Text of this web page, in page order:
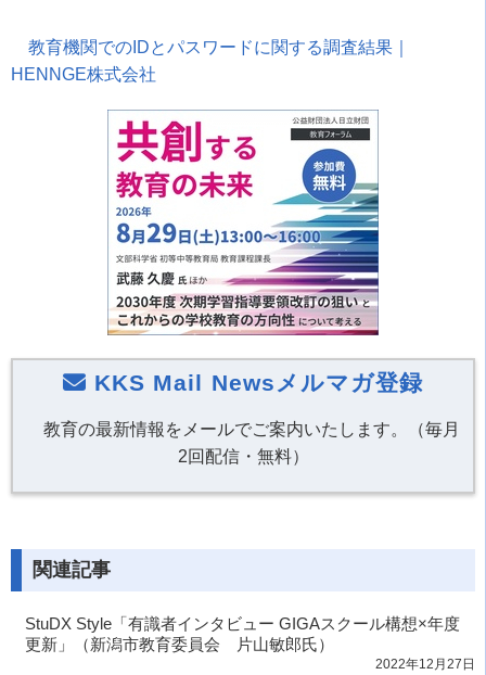
教育機関での IDとパスワードに関する調査結果｜
HENNGE株式会社
KKS Mail Newsメルマガ登録
教育の最新情報をメールでご案内いたします。（毎月
2回配信・無料）
関連記事
StuDX Style「有識者インタビュー GIGAスクール構想×年度
更新」（新潟市教育委員会 片山敏郎氏）
2022年12月27日